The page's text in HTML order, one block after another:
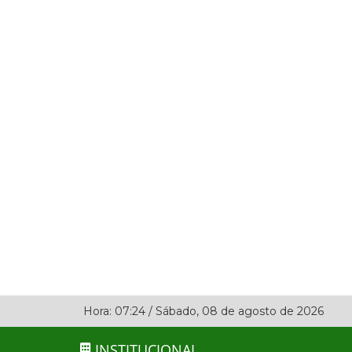
Hora: 07:24 / Sábado, 08 de agosto de 2026